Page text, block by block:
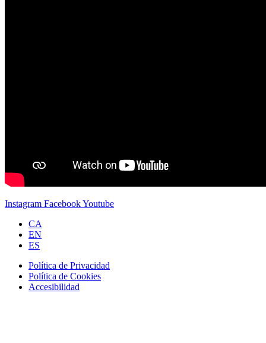
Instagram FacebookYoutube
CA
EN
ES
Política de Privacidad
Política de Cookies
Accesibilidad